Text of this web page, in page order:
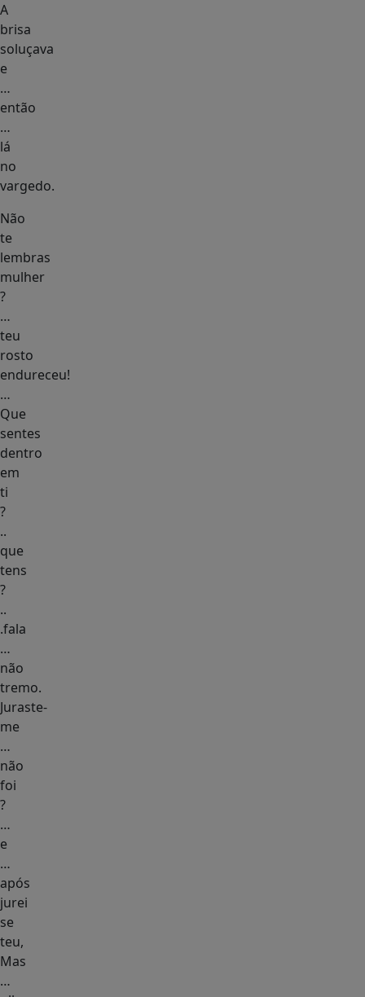
A
brisa
soluçava
e
…
então
…
lá
no
vargedo.
Não
te
lembras
mulher
?
…
teu
rosto
endureceu!
…
Que
sentes
dentro
em
ti
?
..
que
tens
?
..
.fala
…
não
tremo.
Juraste-
me
…
não
foi
?
…
e
…
após
jurei
se
teu,
Mas
…